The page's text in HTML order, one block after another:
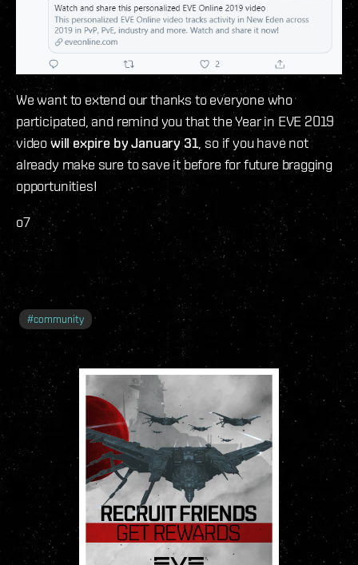
We want to extend our thanks to everyone who
participated, and remind you that the Year in EVE 2019
videowill expire by January 31, so if you have not
already make sure to save it before for future bragging
opportunities!
o7
#community